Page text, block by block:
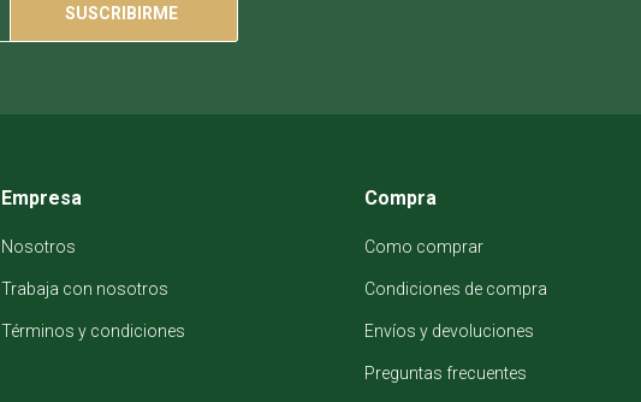
SUSCRIBIRME
Empresa
Nosotros
Trabaja con nosotros
Términos y condiciones
Compra
Como comprar
Condiciones de compra
Envíos y devoluciones
Preguntas frecuentes